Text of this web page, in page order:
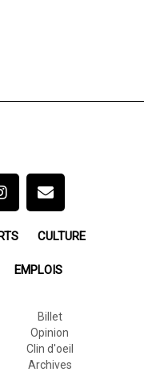
CULTURE
EMPLOIS
Billet
Opinion
Clin d'oeil
Archives